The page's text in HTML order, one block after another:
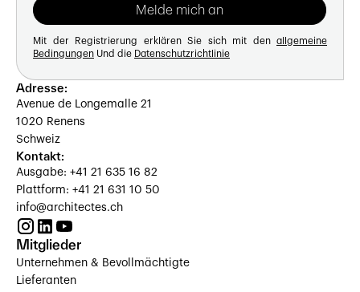
Mit der Registrierung erklären Sie sich mit den allgemeine
Bedingungen Und die Datenschutzrichtlinie
Adresse:
Avenue de Longemalle 21
1020 Renens
Schweiz
Kontakt:
Ausgabe: +41 21 635 16 82
Plattform: +41 21 631 10 50
info@architectes.ch
Mitglieder
Unternehmen & Bevollmächtigte
Lieferanten